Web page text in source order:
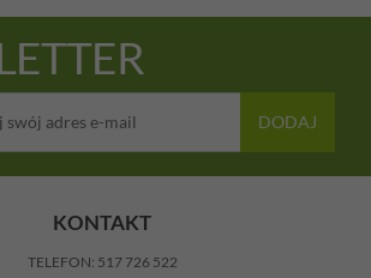
DODAJ
KONTAKT
TELEFON: 517 726 522